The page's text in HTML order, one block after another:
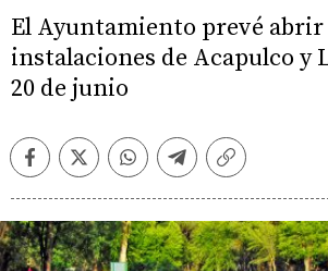
El Ayuntamiento prevé abrir
instalaciones de Acapulco y
20 de junio
FacebookTwitterWhatsappTelegramCopiar